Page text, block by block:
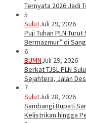
Ternyata 2026 Jadi
5
SulutJuli 29, 2026
Puji Tuhan PLN
Bermazmur” di
6
BUMNJuli 29, 2026
Berkat TJSL PLN
Sejahtera, Jalan
7
SulutJuli 28, 2026
Sambangi Bupati
Kelistrikan hingga